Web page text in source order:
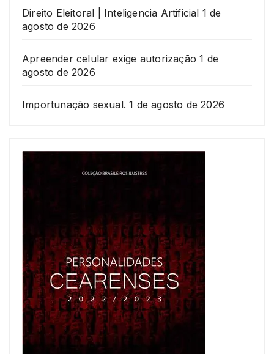
Direito Eleitoral | Inteligencia Artificial 1 de
agosto de 2026
Apreender celular exige autorização 1 de
agosto de 2026
Importunação sexual. 1 de agosto de 2026